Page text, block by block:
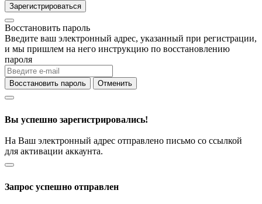
Зарегистрироваться
Восстановить пароль
Введите ваш электронный адрес, указанный при регистрации,
и мы пришлем на него инструкцию по восстановлению
пароля
Восстановить пароль Отменить
Вы успешно зарегистрировались!
На Ваш электронный адрес отправлено письмо со ссылкой
для активации аккаунта.
Запрос успешно отправлен